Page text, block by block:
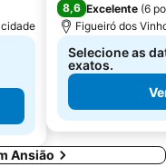
da Tamargueira
da Batalha
8,6 Excelente (6
Figueiró dos
Selecione as
exatos.
Ansião